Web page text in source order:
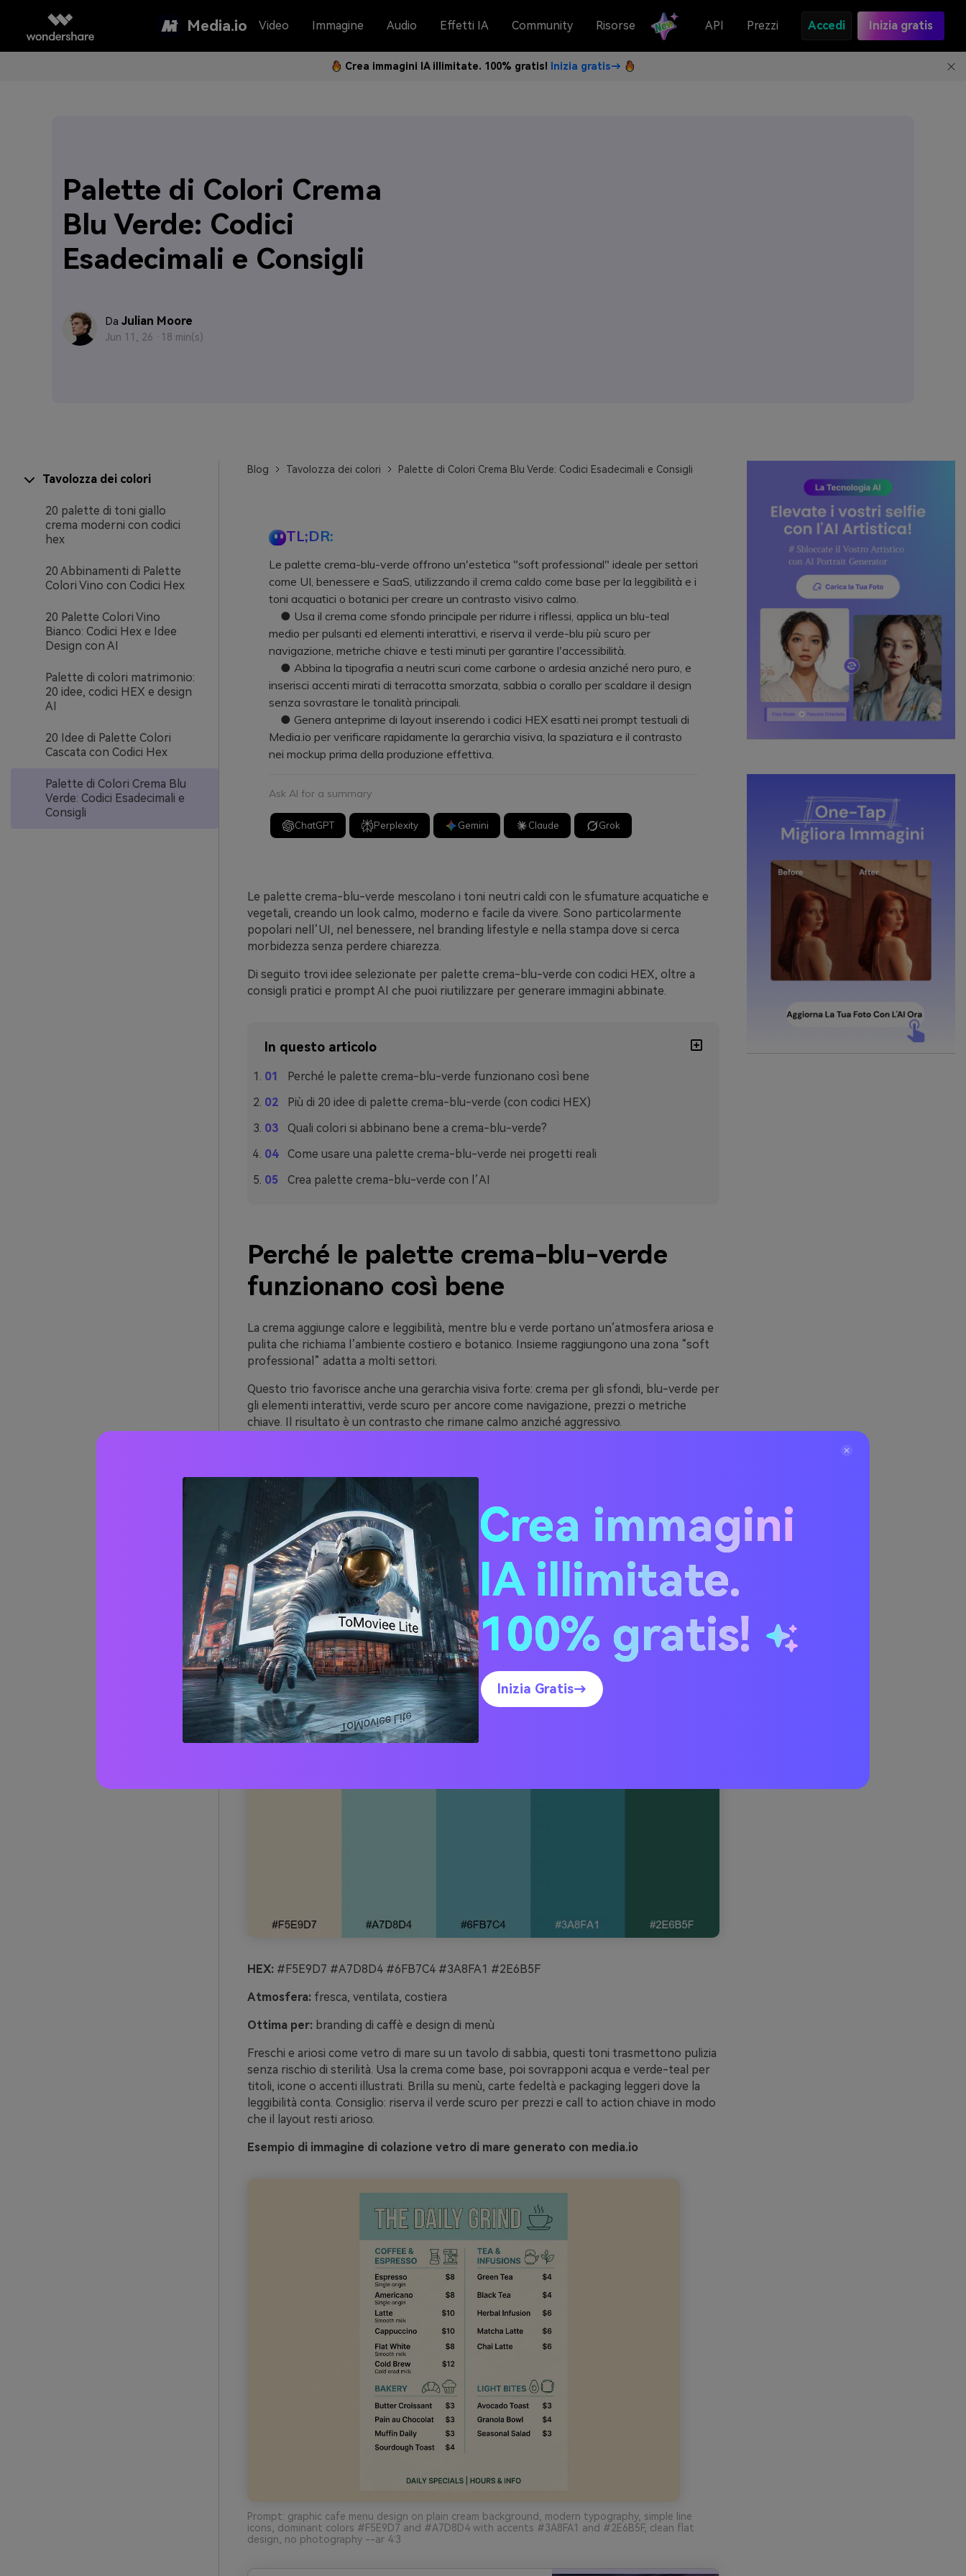
Media.io Video Immagine Audio Effetti IA Community Risorse API Prezzi Accedi Inizia gratis
Crea immagini IA illimitate. 100% gratis! Inizia gratis→
Palette di Colori Crema
Blu Verde: Codici
Esadecimali e Consigli
Da Julian Moore
Jun 11, 26 · 18 min(s)
Tavolozza dei colori
20 palette di toni giallo
crema moderni con codici
hex
20 Abbinamenti di Palette
Colori Vino con Codici Hex
20 Palette Colori Vino
Bianco: Codici Hex e Idee
Design con AI
Palette di colori matrimonio:
20 idee, codici HEX e design
AI
20 Idee di Palette Colori
Cascata con Codici Hex
Palette di Colori Crema Blu
Verde: Codici Esadecimali e
Consigli
Blog Tavolozza dei colori Palette di Colori Crema Blu Verde: Codici Esadecimali e Consigli
TL;DR:
Le palette crema-blu-verde offrono un'estetica "soft professional" ideale per settori
come UI, benessere e SaaS, utilizzando il crema caldo come base per la leggibilità e i
toni acquatici o botanici per creare un contrasto visivo calmo.
● Usa il crema come sfondo principale per ridurre i riflessi, applica un blu-teal
medio per pulsanti ed elementi interattivi, e riserva il verde-blu più scuro per
navigazione, metriche chiave e testi minuti per garantire l'accessibilità.
● Abbina la tipografia a neutri scuri come carbone o ardesia anziché nero puro, e
inserisci accenti mirati di terracotta smorzata, sabbia o corallo per scaldare il design
senza sovrastare le tonalità principali.
● Genera anteprime di layout inserendo i codici HEX esatti nei prompt testuali di
Media.io per verificare rapidamente la gerarchia visiva, la spaziatura e il contrasto
nei mockup prima della produzione effettiva.
Ask AI for a summary
ChatGPT Perplexity Gemini Claude Grok
Le palette crema-blu-verde mescolano i toni neutri caldi con le sfumature acquatiche e
vegetali, creando un look calmo, moderno e facile da vivere. Sono particolarmente
popolari nell’UI, nel benessere, nel branding lifestyle e nella stampa dove si cerca
morbidezza senza perdere chiarezza.
Di seguito trovi idee selezionate per palette crema-blu-verde con codici HEX, oltre a
consigli pratici e prompt AI che puoi riutilizzare per generare immagini abbinate.
In questo articolo
Perché le palette crema-blu-verde funzionano così bene
Più di 20 idee di palette crema-blu-verde (con codici HEX)
Quali colori si abbinano bene a crema-blu-verde?
Come usare una palette crema-blu-verde nei progetti reali
Crea palette crema-blu-verde con l’AI
Perché le palette crema-blu-verde
funzionano così bene
La crema aggiunge calore e leggibilità, mentre blu e verde portano un’atmosfera ariosa e
pulita che richiama l’ambiente costiero e botanico. Insieme raggiungono una zona “soft
professional” adatta a molti settori.
Questo trio favorisce anche una gerarchia visiva forte: crema per gli sfondi, blu-verde per
gli elementi interattivi, verde scuro per ancore come navigazione, prezzi o metriche
chiave. Il risultato è un contrasto che rimane calmo anziché aggressivo.
texture pesanti o accenti troppo saturi.
Più di 20 idee di palette crema-blu-
verde (con codici HEX)
1) Colazione Vetro di Mare
HEX:#F5E9D7 #A7D8D4 #6FB7C4 #3A8FA1 #2E6B5F
Atmosfera:fresca, ventilata, costiera
Ottima per:branding di caffè e design di menù
Freschi e ariosi come vetro di mare su un tavolo di sabbia, questi toni trasmettono pulizia
senza rischio di sterilità. Usa la crema come base, poi sovrapponi acqua e verde-teal per
titoli, icone o accenti illustrati. Brilla su menù, carte fedeltà e packaging leggeri dove la
leggibilità conta. Consiglio: riserva il verde scuro per prezzi e call to action chiave in modo
che il layout resti arioso.
Esempio di immagine di colazione vetro di mare generato con media.io
Prompt: graphic cafe menu design on plain cream background, modern typography, simple line
icons, dominant colors #F5E9D7 and #A7D8D4 with accents #3A8FA1 and #2E6B5F, clean flat
design, no photography --ar 4:3
Crea immagini
IA illimitate.
100% gratis!
Inizia Gratis→